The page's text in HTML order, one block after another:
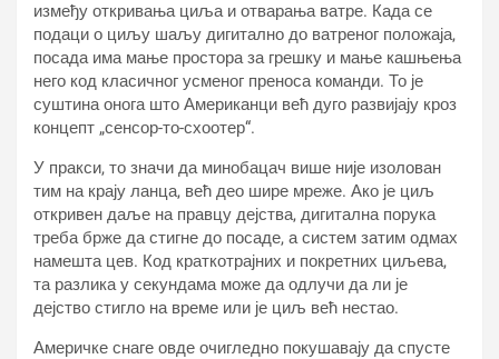
између откривања циља и отварања ватре. Када се
подаци о циљу шаљу дигитално до ватреног положаја,
посада има мање простора за грешку и мање кашњења
него код класичног усменог преноса команди. То је
суштина онога што Американци већ дуго развијају кроз
концепт „сенсор-то-схоотер“.
У пракси, то значи да минобацач више није изолован
тим на крају ланца, већ део шире мреже. Ако је циљ
откривен даље на правцу дејства, дигитална порука
треба брже да стигне до посаде, а систем затим одмах
намешта цев. Код краткотрајних и покретних циљева,
та разлика у секундама може да одлучи да ли је
дејство стигло на време или је циљ већ нестао.
Америчке снаге овде очигледно покушавају да спусте